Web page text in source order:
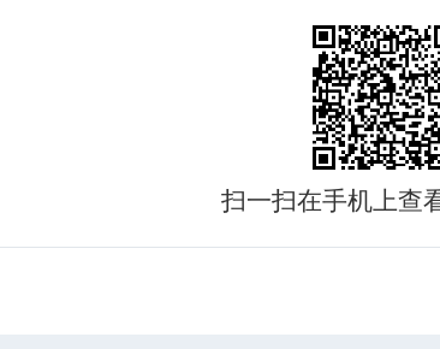
扫一扫在手机上查